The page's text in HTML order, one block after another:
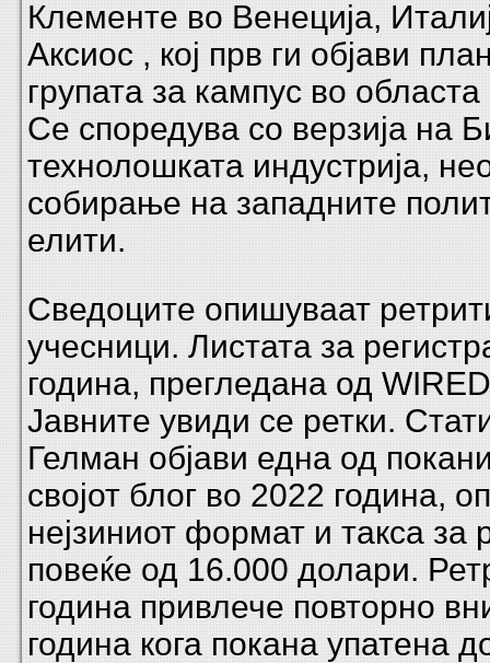
Клементе во Венеција,
Аксиос , кој прв ги објави
групата за кампус во
Се споредува со верзија на
технолошката индустрија,
собирање на западните
елити.
Сведоците опишуваат
учесници. Листата за
година, прегледана од
Јавните увиди се ретки.
Гелман објави една од
својот блог во 2022 година,
нејзиниот формат и такса за
повеќе од 16.000 долари.
година привлече повторно
година кога покана упатена